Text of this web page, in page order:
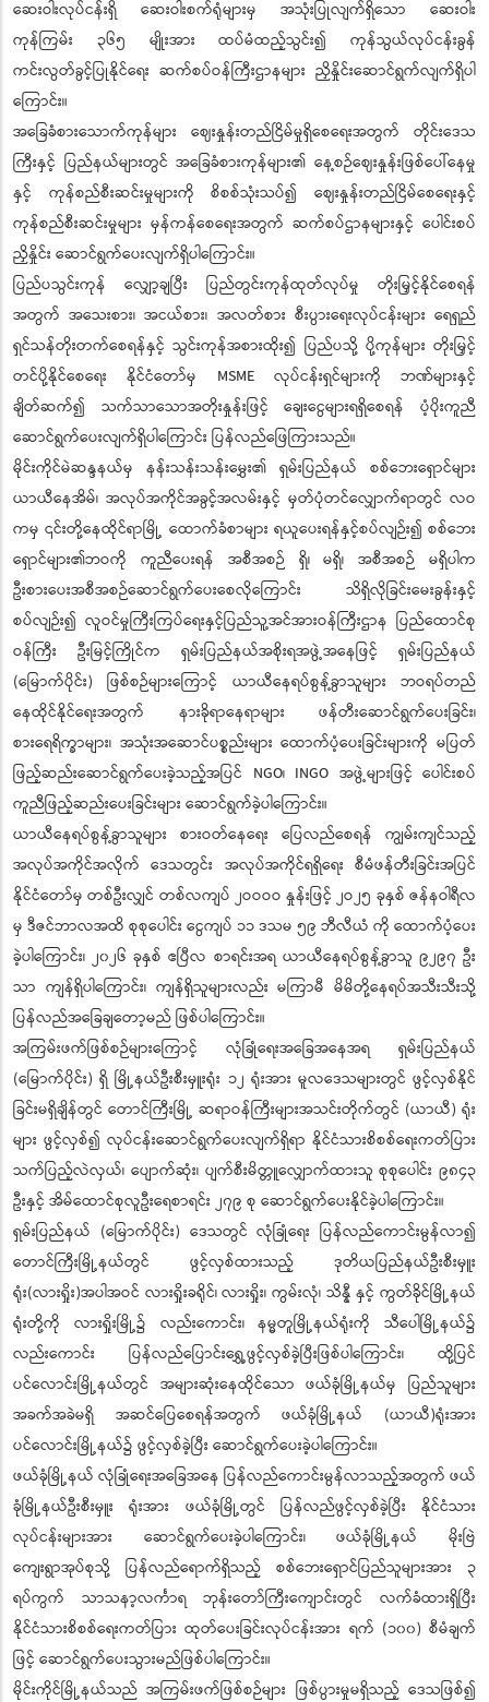
ဆေးဝါးလုပ်ငန်းရှိ ဆေးဝါးစက်ရုံများမှ အသုံးပြုလျက်ရှိသော ဆေးဝါး
ကုန်ကြမ်း ၃၆၅ မျိုးအား ထပ်မံထည့်သွင်း၍ ကုန်သွယ်လုပ်ငန်းခွန်
ကင်းလွတ်ခွင့်ပြုနိုင်ရေး ဆက်စပ်ဝန်ကြီးဌာနများ ညှိနှိုင်းဆောင်ရွက်လျက်ရှိပါ
ကြောင်း။
အခြေခံစားသောက်ကုန်များ ဈေးနှုန်းတည်ငြိမ်မှုရှိစေရေးအတွက် တိုင်းဒေသ
ကြီးနှင့် ပြည်နယ်များတွင် အခြေခံစားကုန်များ၏ နေ့စဉ်ဈေးနှုန်းဖြစ်ပေါ်နေမှု
နှင့် ကုန်စည်စီးဆင်းမှုများကို စိစစ်သုံးသပ်၍ ဈေးနှုန်းတည်ငြိမ်စေရေးနှင့်
ကုန်စည်စီးဆင်းမှုများ မှန်ကန်စေရေးအတွက် ဆက်စပ်ဌာနများနှင့် ပေါင်းစပ်
ညှိနှိုင်း ဆောင်ရွက်ပေးလျက်ရှိပါကြောင်း။
ပြည်ပသွင်းကုန် လျှော့ချပြီး ပြည်တွင်းကုန်ထုတ်လုပ်မှု တိုးမြှင့်နိုင်စေရန်
အတွက် အသေးစား၊ အငယ်စား၊ အလတ်စား စီးပွားရေးလုပ်ငန်းများ ရေရှည်
ရှင်သန်တိုးတက်စေရန်နှင့် သွင်းကုန်အစားထိုး၍ ပြည်ပသို့ ပို့ကုန်များ တိုးမြှင့်
တင်ပို့နိုင်စေရေး နိုင်ငံတော်မှ MSME လုပ်ငန်းရှင်များကို ဘဏ်များနှင့်
ချိတ်ဆက်၍ သက်သာသောအတိုးနှုန်းဖြင့် ချေးငွေများရရှိစေရန် ပံ့ပိုးကူညီ
ဆောင်ရွက်ပေးလျက်ရှိပါကြောင်း ပြန်လည်ဖြေကြားသည်။
မိုင်းကိုင်မဲဆန္ဒနယ်မှ နန်းသန်းသန်းမွှေး၏ ရှမ်းပြည်နယ် စစ်ဘေးရှောင်များ
ယာယီနေအိမ်၊ အလုပ်အကိုင်အခွင့်အလမ်းနှင့် မှတ်ပုံတင်လျှောက်ရာတွင် လဝ
ကမှ ၎င်းတို့နေထိုင်ရာမြို့ ထောက်ခံစာများ ရယူပေးရန်နှင့်စပ်လျဉ်း၍ စစ်ဘေး
ရှောင်များ၏ဘဝကို ကူညီပေးရန် အစီအစဉ် ရှိ၊ မရှိ၊ အစီအစဉ် မရှိပါက
ဦးစားပေးအစီအစဉ်ဆောင်ရွက်ပေးစေလိုကြောင်း သိရှိလိုခြင်းမေးခွန်းနှင့်
စပ်လျဉ်း၍ လူဝင်မှုကြီးကြပ်ရေးနှင့်ပြည်သူ့အင်အားဝန်ကြီးဌာန ပြည်ထောင်စု
ဝန်ကြီး ဦးမြင့်ကြိုင်က ရှမ်းပြည်နယ်အစိုးရအဖွဲ့အနေဖြင့် ရှမ်းပြည်နယ်
(မြောက်ပိုင်း) ဖြစ်စဉ်များကြောင့် ယာယီနေရပ်စွန့်ခွာသူများ ဘဝရပ်တည်
နေထိုင်နိုင်ရေးအတွက် နားခိုရာနေရာများ ဖန်တီးဆောင်ရွက်ပေးခြင်း၊
စားရေရိက္ခာများ၊ အသုံးအဆောင်ပစ္စည်းများ ထောက်ပံ့ပေးခြင်းများကို မပြတ်
ဖြည့်ဆည်းဆောင်ရွက်ပေးခဲ့သည့်အပြင် NGO၊ INGO အဖွဲ့များဖြင့် ပေါင်းစပ်
ကူညီဖြည့်ဆည်းပေးခြင်းများ ဆောင်ရွက်ခဲ့ပါကြောင်း။
ယာယီနေရပ်စွန့်ခွာသူများ စားဝတ်နေရေး ပြေလည်စေရန် ကျွမ်းကျင်သည့်
အလုပ်အကိုင်အလိုက် ဒေသတွင်း အလုပ်အကိုင်ရရှိရေး စီမံဖန်တီးခြင်းအပြင်
နိုင်ငံတော်မှ တစ်ဦးလျှင် တစ်လကျပ် ၂ဝဝဝဝ နှုန်းဖြင့် ၂ဝ၂၅ ခုနှစ် ဇန်နဝါရီလ
မှ ဒီဇင်ဘာလအထိ စုစုပေါင်း ငွေကျပ် ၁၁ ဒသမ ၅၉ ဘီလီယံ ကို ထောက်ပံ့ပေး
ခဲ့ပါကြောင်း၊ ၂၀၂၆ ခုနှစ် ဧပြီလ စာရင်းအရ ယာယီနေရပ်စွန့်ခွာသူ ၉၂၉၇ ဦး
သာ ကျန်ရှိပါကြောင်း၊ ကျန်ရှိသူများလည်း မကြာမီ မိမိတို့နေရပ်အသီးသီးသို့
ပြန်လည်အခြေချတော့မည် ဖြစ်ပါကြောင်း။
အကြမ်းဖက်ဖြစ်စဉ်များကြောင့် လုံခြုံရေးအခြေအနေအရ ရှမ်းပြည်နယ်
(မြောက်ပိုင်း) ရှိ မြို့နယ်ဦးစီးမှူးရုံး ၁၂ ရုံးအား မူလဒေသများတွင် ဖွင့်လှစ်နိုင်
ခြင်းမရှိချိန်တွင် တောင်ကြီးမြို့ ဆရာဝန်ကြီးများအသင်းတိုက်တွင် (ယာယီ) ရုံး
များ ဖွင့်လှစ်၍ လုပ်ငန်းဆောင်ရွက်ပေးလျက်ရှိရာ နိုင်ငံသားစိစစ်ရေးကတ်ပြား
သက်ပြည့်လဲလှယ်၊ ပျောက်ဆုံး၊ ပျက်စီးမိတ္တူလျှောက်ထားသူ စုစုပေါင်း ၉၈၄၃
ဦးနှင့် အိမ်ထောင်စုလူဦးရေစာရင်း ၂၇၉ စု ဆောင်ရွက်ပေးနိုင်ခဲ့ပါကြောင်း။
ရှမ်းပြည်နယ် (မြောက်ပိုင်း) ဒေသတွင် လုံခြုံရေး ပြန်လည်ကောင်းမွန်လာ၍
တောင်ကြီးမြို့နယ်တွင် ဖွင့်လှစ်ထားသည့် ဒုတိယပြည်နယ်ဦးစီးမှူး
ရုံး(လားရှိုး)အပါအဝင် လားရှိုးခရိုင်၊ လားရှိုး၊ ကွမ်းလုံ၊ သိန္နီ နှင့် ကွတ်ခိုင်မြို့နယ်
ရုံးတို့ကို လားရှိုးမြို့၌ လည်းကောင်း၊ နမ္မတူမြို့နယ်ရုံးကို သီပေါမြို့နယ်၌
လည်းကောင်း ပြန်လည်ပြောင်းရွှေ့ဖွင့်လှစ်ခဲ့ပြီးဖြစ်ပါကြောင်း၊ ထို့ပြင်
ပင်လောင်းမြို့နယ်တွင် အများဆုံးနေထိုင်သော ဖယ်ခုံမြို့နယ်မှ ပြည်သူများ
အခက်အခဲမရှိ အဆင်ပြေစေရန်အတွက် ဖယ်ခုံမြို့နယ် (ယာယီ)ရုံးအား
ပင်လောင်းမြို့နယ်၌ ဖွင့်လှစ်ခဲ့ပြီး ဆောင်ရွက်ပေးခဲ့ပါကြောင်း။
ဖယ်ခုံမြို့နယ် လုံခြုံရေးအခြေအနေ ပြန်လည်ကောင်းမွန်လာသည့်အတွက် ဖယ်
ခုံမြို့နယ်ဦးစီးမှူး ရုံးအား ဖယ်ခုံမြို့တွင် ပြန်လည်ဖွင့်လှစ်ခဲ့ပြီး နိုင်ငံသား
လုပ်ငန်းများအား ဆောင်ရွက်ပေးခဲ့ပါကြောင်း၊ ဖယ်ခုံမြို့နယ် မိုးဗြဲ
ကျေးရွာအုပ်စုသို့ ပြန်လည်ရောက်ရှိသည့် စစ်ဘေးရှောင်ပြည်သူများအား ၃
ရပ်ကွက် သာသနာ့လင်္ကာရ ဘုန်းတော်ကြီးကျောင်းတွင် လက်ခံထားရှိပြီး
နိုင်ငံသားစိစစ်ရေးကတ်ပြား ထုတ်ပေးခြင်းလုပ်ငန်းအား ရက် (၁၀၀) စီမံချက်
ဖြင့် ဆောင်ရွက်ပေးသွားမည်ဖြစ်ပါကြောင်း။
မိုင်းကိုင်မြို့နယ်သည် အကြမ်းဖက်ဖြစ်စဉ်များ ဖြစ်ပွားမှုမရှိသည့် ဒေသဖြစ်၍